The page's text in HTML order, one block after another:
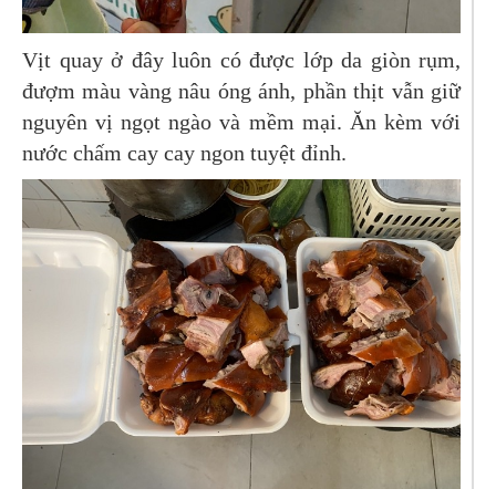
Vịt quay ở đây luôn có được lớp da giòn rụm,
đượm màu vàng nâu óng ánh, phần thịt vẫn giữ
nguyên vị ngọt ngào và mềm mại. Ăn kèm với
nước chấm cay cay ngon tuyệt đỉnh.